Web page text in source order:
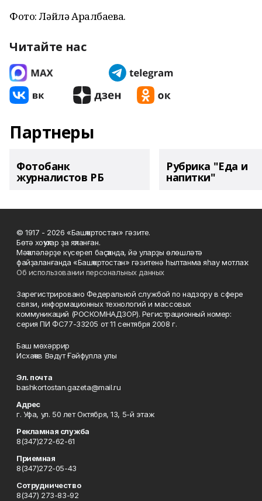
Фото: Ләйлә Аралбаева.
Читайте нас
Партнеры
Фотобанк
журналистов РБ
Рубрика "Еда и
напитки"
© 1917 - 2026 «Башҡортостан» гәзите.
Бөтә хоҡуҡтар ҙа яҡланған.
Мәҡәләләрҙе күсереп баҫҡанда, йә уларҙы өлөшләтә
файҙаланғанда «Башҡортостан» гәзитенә һылтанма яһау мотлаҡ.
Об использовании персональных данных
Зарегистрировано Федеральной службой по надзору в сфере
связи, информационных технологий и массовых
коммуникаций (РОСКОМНАДЗОР). Регистрационный номер:
серия ПИ ФС77-33205 от 11 сентября 2008 г.
Баш мөхәррир
Исхаҡов Вәдүт Ғәйфулла улы
Эл. почта
bashkortostan.gazeta@mail.ru
Адрес
г. Уфа, ул. 50 лет Октября, 13, 5-й этаж
Рекламная служба
8(347)272-62-61
Приемная
8(347)272-05-43
Сотрудничество
8(347) 273-83-92